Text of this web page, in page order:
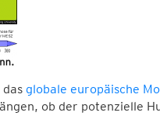
globale europäische
ob der potenzielle